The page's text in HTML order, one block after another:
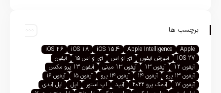
برچسب ها
Apple
Apple Intelligence
iOS 15.4
iOS 18
iOS 26
iOS 27
آموزش آیفون آی او اس آی او اس ۱۵
آیفون
آیفون 12
آیفون 13 آیفون 13 مینی
آیفون 13 پرو مکس
آیفون ۱۳ پرو
آیفون ۱۴ آیفون ۱۴ پرو آیفون ۱۵
آیفون ۱۶
آیفون ۱۷
آیمک پرو ۲۰۲۲ آیپد اپ استور اپل
اپل آیدی